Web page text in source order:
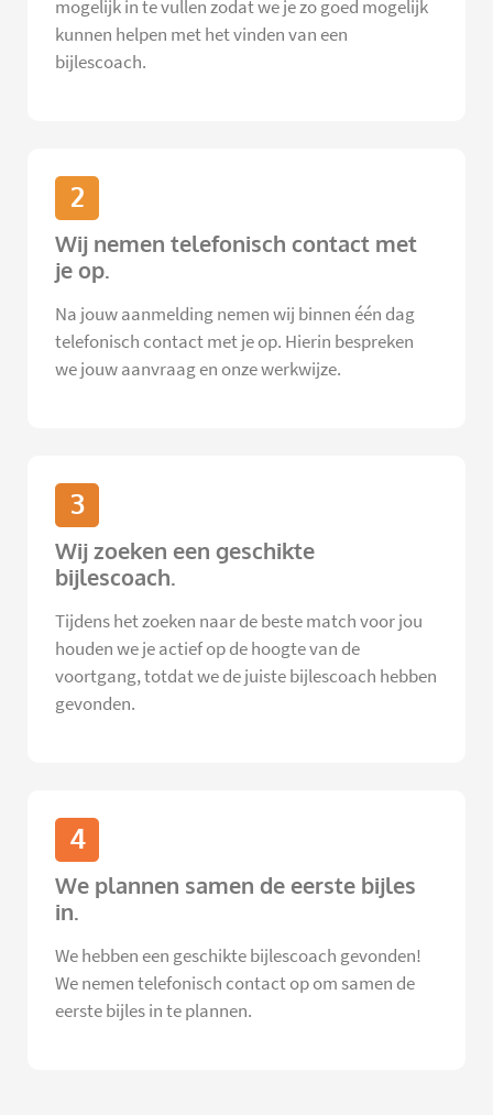
mogelijk in te vullen zodat we je zo goed mogelijk
kunnen helpen met het vinden van een
bijlescoach.
2
Wij nemen telefonisch contact met
je op.
Na jouw aanmelding nemen wij binnen één dag
telefonisch contact met je op. Hierin bespreken
we jouw aanvraag en onze werkwijze.
3
Wij zoeken een geschikte
bijlescoach.
Tijdens het zoeken naar de beste match voor jou
houden we je actief op de hoogte van de
voortgang, totdat we de juiste bijlescoach hebben
gevonden.
4
We plannen samen de eerste bijles
in.
We hebben een geschikte bijlescoach gevonden!
We nemen telefonisch contact op om samen de
eerste bijles in te plannen.